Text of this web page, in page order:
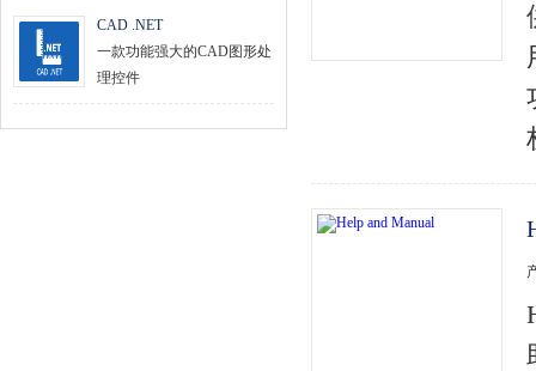
CAD .NET
一款功能强大的CAD图形处
理控件